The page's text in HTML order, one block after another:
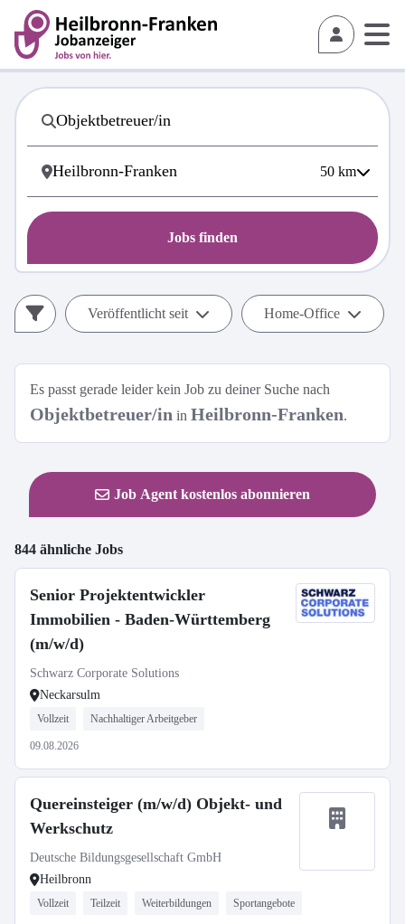
50 km
Jobs finden
Veröffentlicht seit Home-Office
Es passt gerade leider kein Job zu deiner Suche nach
Objektbetreuer/in in Heilbronn-Franken.
Job Agent kostenlos abonnieren
844 ähnliche Jobs
Senior Projektentwickler
Immobilien - Baden-Württemberg
(m/w/d)
Schwarz Corporate Solutions
Neckarsulm
Vollzeit Nachhaltiger Arbeitgeber
09.08.2026
Quereinsteiger (m/w/d) Objekt- und
Werkschutz
Deutsche Bildungsgesellschaft GmbH
Heilbronn
Vollzeit Teilzeit Weiterbildungen Sportangebote